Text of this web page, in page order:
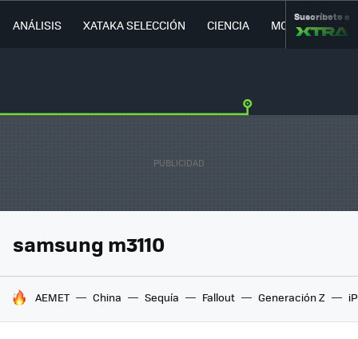
ANÁLISIS XATAKA SELECCIÓN CIENCIA MOVILIDAD
Suscríbete a
samsung m3110
HOY SE HABLA DE
AEMET China Sequía Fallout Generación Z